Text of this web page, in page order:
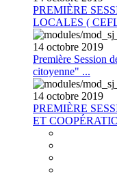
PREMIÈRE
LOCALES (
14 octobre 2019
Première Session
citoyenne" ...
14 octobre 2019
PREMIÈRE
ET